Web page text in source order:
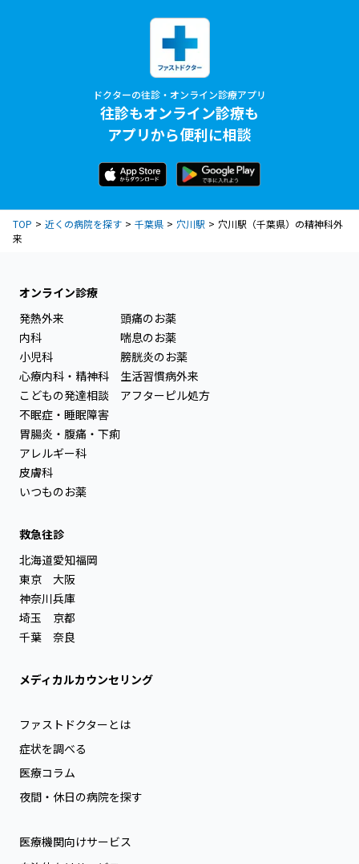
ドクターの往診・オンライン診療アプリ
往診もオンライン診療も
アプリから便利に相談
TOP 近くの病院を探す 千葉県 穴川駅
穴川駅（千葉県）の精神科外
来
オンライン診療
発熱外来
内科
小児科
心療内科・精神科
こどもの発達相談
不眠症・睡眠障害
胃腸炎・腹痛・下痢
アレルギー科
皮膚科
いつものお薬
頭痛のお薬
喘息のお薬
膀胱炎のお薬
生活習慣病外来
アフターピル処方
救急往診
北海道
東京
神奈川
埼玉
千葉
愛知
大阪
兵庫
京都
奈良
福岡
メディカルカウンセリング
ファストドクターとは
症状を調べる
医療コラム
夜間・休日の病院を探す
医療機関向けサービス